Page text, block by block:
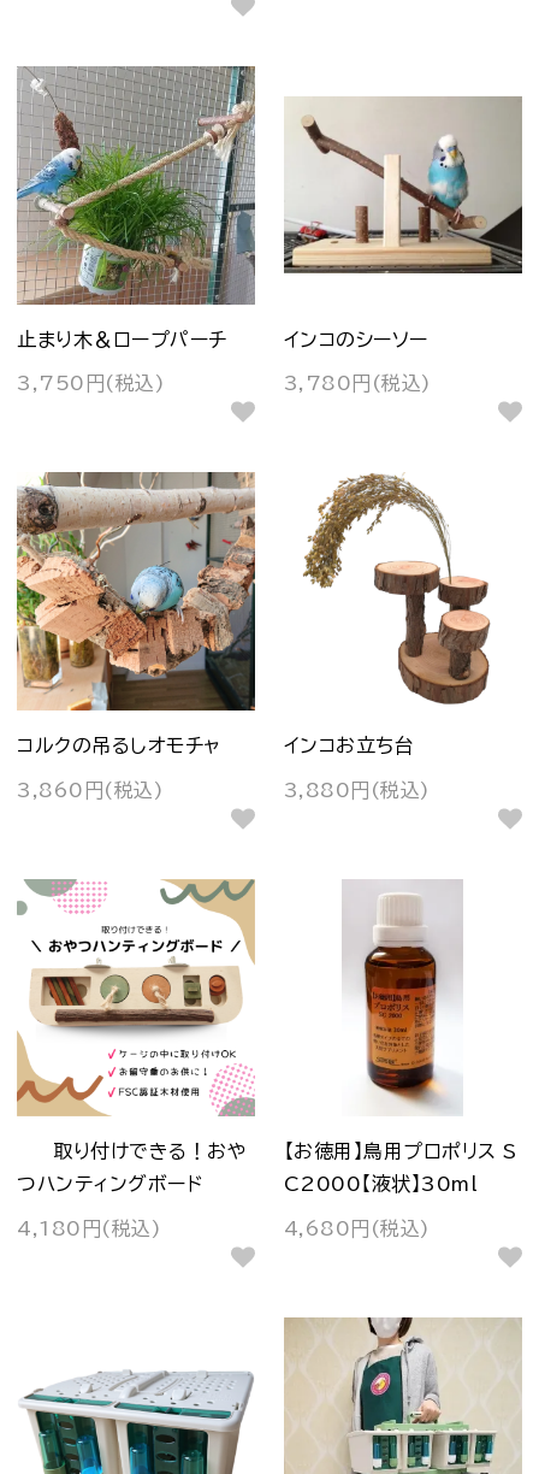
止まり木＆ロープパーチ
3,750円(税込)
インコのシーソー
3,780円(税込)
コルクの吊るしオモチャ
3,860円(税込)
インコお立ち台
3,880円(税込)
取り付けできる！おや
つハンティングボード
4,180円(税込)
【お徳用】鳥用プロポリス S
C2000【液状】30ml
4,680円(税込)